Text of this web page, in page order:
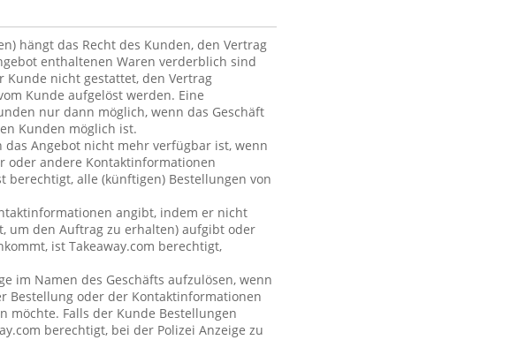
hängt das Recht des Kunden, den Vertrag
enthaltenen Waren verderblich sind
nicht gestattet, den Vertrag
Kunde aufgelöst werden. Eine
nur dann möglich, wenn das Geschäft
Kunden möglich ist.
Angebot nicht mehr verfügbar ist, wenn
oder andere Kontaktinformationen
berechtigt, alle (künftigen) Bestellungen von
angibt, indem er nicht
um den Auftrag zu erhalten) aufgibt oder
ist Takeaway.com berechtigt,
im Namen des Geschäfts aufzulösen, wenn
Bestellung oder der Kontaktinformationen
möchte. Falls der Kunde Bestellungen
berechtigt, bei der Polizei Anzeige zu